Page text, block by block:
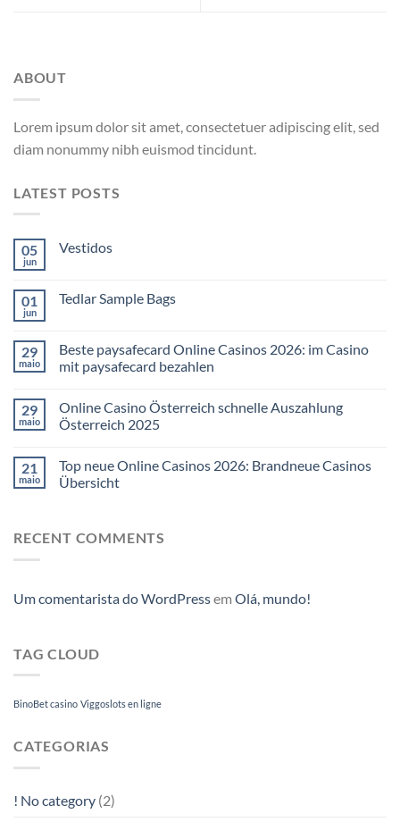
ABOUT
Lorem ipsum dolor sit amet, consectetuer adipiscing elit, sed
diam nonummy nibh euismod tincidunt.
LATEST POSTS
05
jun
Vestidos
01
jun
Tedlar Sample Bags
29
maio
Beste paysafecard Online Casinos 2026: im Casino
mit paysafecard bezahlen
29
maio
Online Casino Österreich schnelle Auszahlung
Österreich 2025
21
maio
Top neue Online Casinos 2026: Brandneue Casinos
Übersicht
RECENT COMMENTS
Um comentarista do WordPressem Olá, mundo!
TAG CLOUD
BinoBet casino Viggoslots en ligne
CATEGORIAS
! No category (2)